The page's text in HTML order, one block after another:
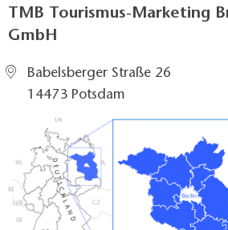
TMB Tourismus-Marketing
GmbH
Babelsberger Straße 26
14473 Potsdam